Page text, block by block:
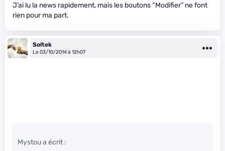
J’ai lu la news rapidement, mais les boutons “Modifier” ne font
rien pour ma part.
Soltek
Le 03/10/2014 à 12h07
Mystou a écrit :